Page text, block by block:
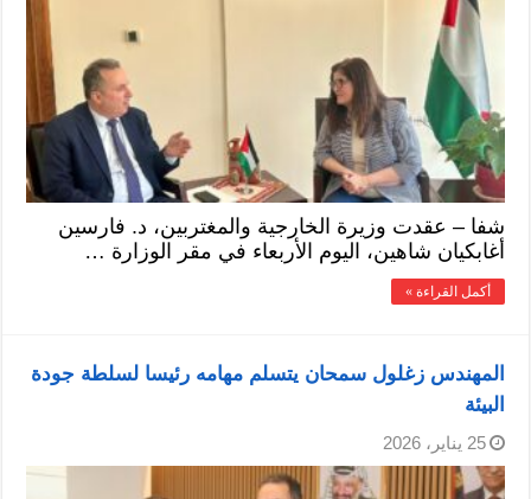
شفا – عقدت وزيرة الخارجية والمغتربين، د. فارسين
أغابكيان شاهين، اليوم الأربعاء في مقر الوزارة …
أكمل القراءة »
المهندس زغلول سمحان يتسلم مهامه رئيسا لسلطة جودة
البيئة
25 يناير، 2026